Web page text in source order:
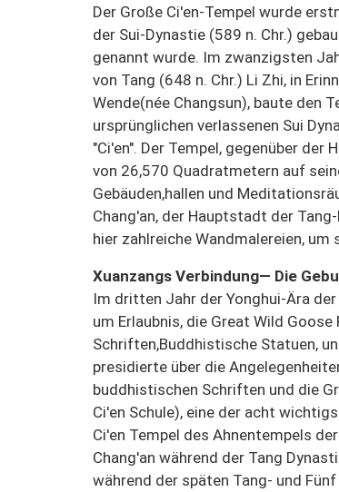
Der Große Ci'en-Tempel wurde
der Sui-Dynastie (589 n. Chr.)
genannt wurde. Im zwanzigsten
von Tang (648 n. Chr.) Li Zhi, in
Wende(née Changsun), baute den
ursprünglichen verlassenen Sui
"Ci'en". Der Tempel, gegenüber der
von 26,570 Quadratmetern auf
Gebäuden,hallen und
Chang'an, der Hauptstadt der
hier zahlreiche Wandmalereien,
Xuanzangs Verbindung— Die
Im dritten Jahr der Yonghui-Ära
um Erlaubnis, die Great Wild
Schriften,Buddhistische Statuen,
presidierte über die
buddhistischen Schriften und die
Ci'en Schule), eine der acht
Ci'en Tempel des Ahnentempels
Chang'an während der Tang
während der späten Tang- und